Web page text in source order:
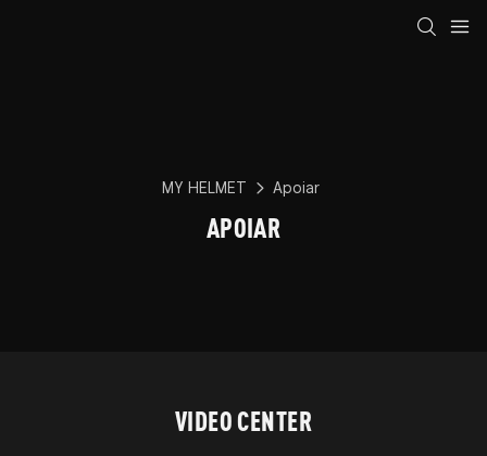
MY HELMET Apoiar
APOIAR
VIDEO CENTER